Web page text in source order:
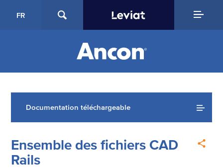
FR
Documentation téléchargeable
Ensemble des fichiers CAD
Rails